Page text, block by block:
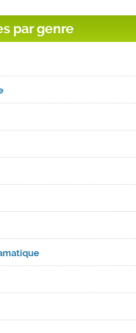
par genre